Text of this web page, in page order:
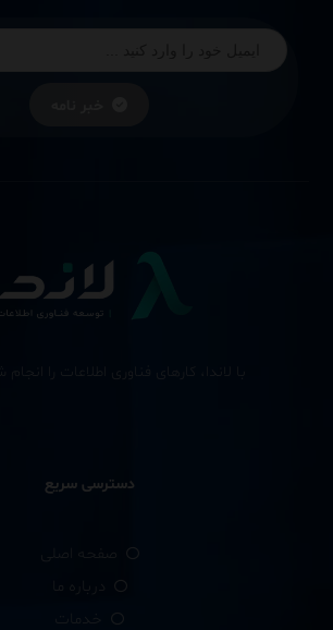
با لاندا، کارهای فناوری اطلاعات را انجام
دسترسی سریع
صفحه اصلی